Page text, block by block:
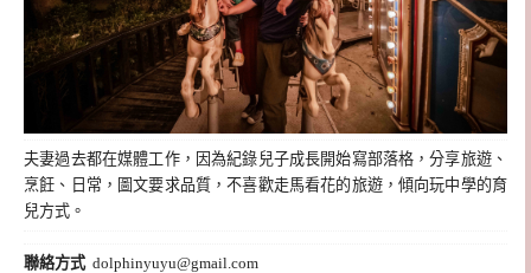
夫妻過去都在媒體工作，因為紀錄兒子成長開始寫部落格，分享旅遊、
烹飪、日常，圖文要求品質，不喜歡走馬看花的旅遊，傾向玩中學的育
兒方式。
聯絡方式 dolphinyuyu@gmail.com